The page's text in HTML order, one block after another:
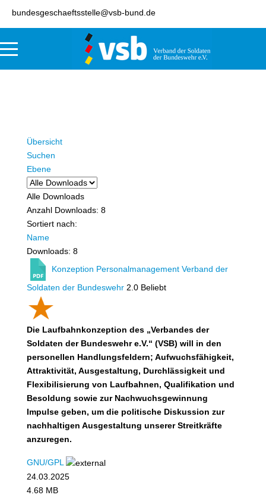
bundesgeschaeftsstelle@vsb-bund.de
Übersicht
Suchen
Ebene
Alle Downloads
Anzahl Downloads: 8
Sortiert nach:
Name
Downloads: 8
Konzeption Personalmanagement Verband der
Soldaten der Bundeswehr 2.0 Beliebt
Die Laufbahnkonzeption des „Verbandes der
Soldaten der Bundeswehr e.V.“ (VSB) will in den
personellen Handlungsfeldern; Aufwuchsfähigkeit,
Attraktivität, Ausgestaltung, Durchlässigkeit und
Flexibilisierung von Laufbahnen, Qualifikation und
Besoldung sowie zur Nachwuchsgewinnung
Impulse geben, um die politische Diskussion zur
nachhaltigen Ausgestaltung unserer Streitkräfte
anzuregen.
GNU/GPL
24.03.2025
4.68 MB